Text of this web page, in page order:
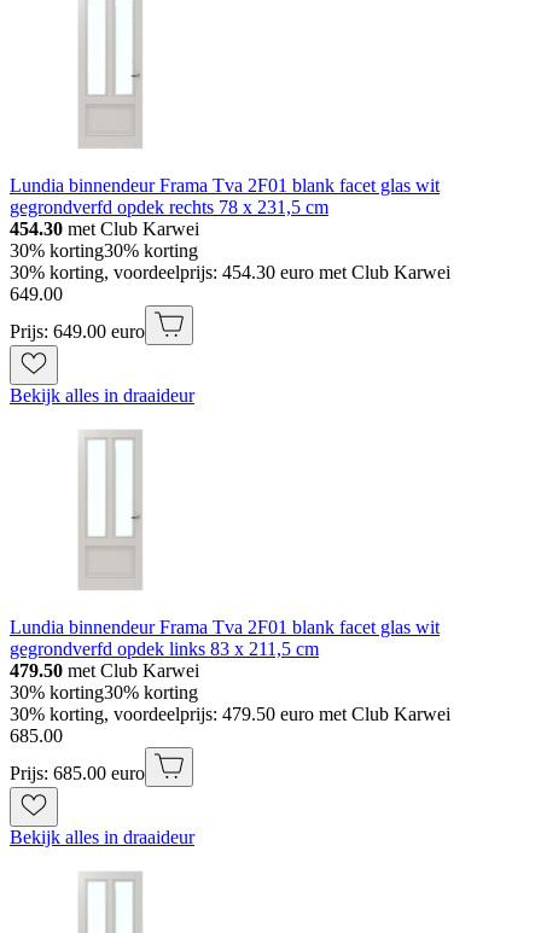
Lundia binnendeur Frama Tva 2F01 blank facet glas wit
gegrondverfd opdek rechts 78 x 231,5 cm
454.30 met Club Karwei
30% korting30% korting
30% korting, voordeelprijs: 454.30 euro met Club Karwei
649.00
Prijs: 649.00 euro
Bekijk alles in draaideur
Lundia binnendeur Frama Tva 2F01 blank facet glas wit
gegrondverfd opdek links 83 x 211,5 cm
479.50 met Club Karwei
30% korting30% korting
30% korting, voordeelprijs: 479.50 euro met Club Karwei
685.00
Prijs: 685.00 euro
Bekijk alles in draaideur